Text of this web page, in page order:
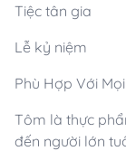
Tiệc tân gia
Lễ kỷ niệm
Phù Hợp Với
Tôm là thực
đến người lớn